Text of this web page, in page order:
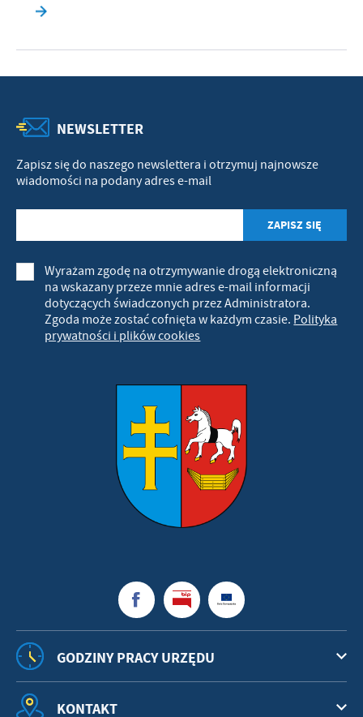
NEWSLETTER
Zapisz się do naszego newslettera i otrzymuj najnowsze
wiadomości na podany adres e-mail
Wyrażam zgodę na otrzymywanie drogą elektroniczną
na wskazany przeze mnie adres e-mail informacji
dotyczących świadczonych przez Administratora.
Zgoda może zostać cofnięta w każdym czasie. Polityka
prywatności i plików cookies
GODZINY PRACY URZĘDU
KONTAKT